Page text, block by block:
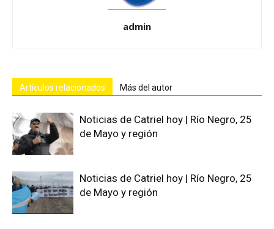
admin
Artículos relacionados Más del autor
Noticias de Catriel hoy | Río Negro, 25
de Mayo y región
Noticias de Catriel hoy | Río Negro, 25
de Mayo y región